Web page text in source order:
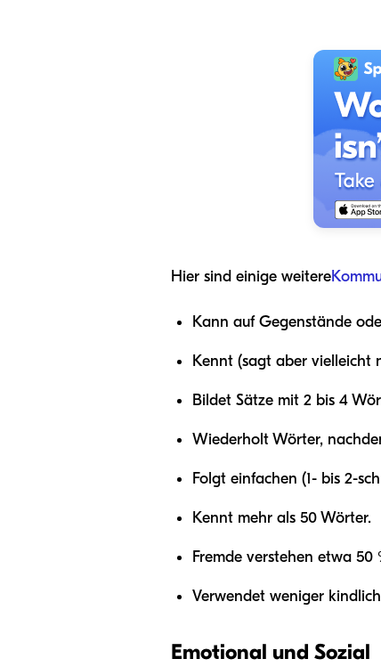
Hier sind einige weitere
Kann auf Gegenstände
Kennt (sagt aber vielleicht
Bildet Sätze mit 2 bis 4
Wiederholt Wörter,
Folgt einfachen (1- bis 2-
Kennt mehr als 50 Wörter.
Fremde verstehen etwa 50
Verwendet weniger
Emotional und Sozial